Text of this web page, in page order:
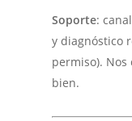
Soporte:
y diagnóstico
permiso).
bien.